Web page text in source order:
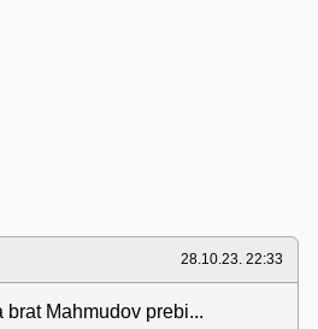
28.10.23. 22:33
brat Mahmudov prebi...